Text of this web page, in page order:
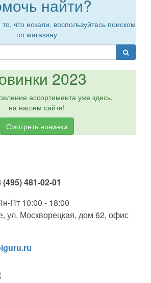
найти?
что искали, воспользуйтесь поиском
по магазину
2023
ассортимента уже здесь,
на нашем сайте!
Смотреть новинки
(495) 481-02-01
Пт 10:00 - 18:00
ул. Москворецкая, дом 62, офис